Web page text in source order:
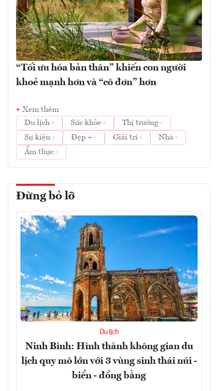
“Tối ưu hóa bản thân” khiến con người
khoẻ mạnh hơn và “cô đơn” hơn
Xem thêm
Du lịch
Sức khỏe
Thị trường
Sự kiện
Đẹp + Giải trí
Nhà
Ẩm thực
Đừng bỏ lỡ
Du lịch
Ninh Bình: Hình thành không gian du
lịch quy mô lớn với 3 vùng sinh thái núi -
biển - đồng bằng